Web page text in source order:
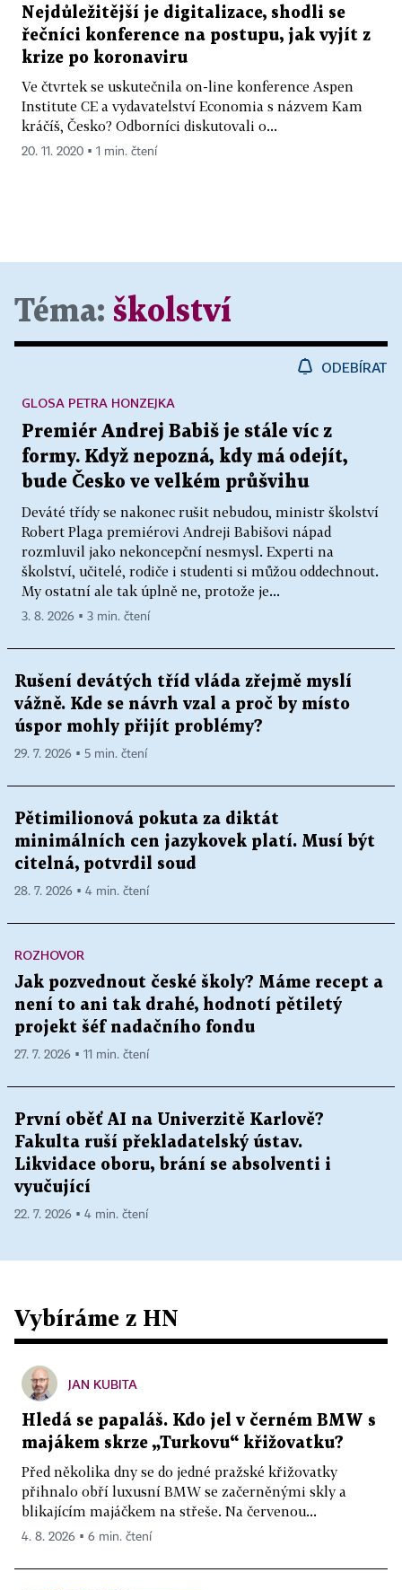
Nejdůležitější je digitalizace, shodli se
řečníci konference na postupu, jak vyjít z
krize po koronaviru
Ve čtvrtek se uskutečnila on-line konference Aspen
Institute CE a vydavatelství Economia s názvem Kam
kráčíš, Česko? Odborníci diskutovali o...
20. 11. 2020 ▪ 1 min. čtení
Téma: školství
ODEBÍRAT
Premiér Andrej Babiš je stále víc z
formy. Když nepozná, kdy má odejít,
bude Česko ve velkém průšvihu
Deváté třídy se nakonec rušit nebudou, ministr školství
Robert Plaga premiérovi Andreji Babišovi nápad
rozmluvil jako nekoncepční nesmysl. Experti na
školství, učitelé, rodiče i studenti si můžou oddechnout.
My ostatní ale tak úplně ne, protože je...
GLOSA PETRA HONZEJKA
3. 8. 2026 ▪ 3 min. čtení
Rušení devátých tříd vláda zřejmě myslí
vážně. Kde se návrh vzal a proč by místo
úspor mohly přijít problémy?
29. 7. 2026 ▪ 5 min. čtení
Pětimilionová pokuta za diktát
minimálních cen jazykovek platí. Musí být
citelná, potvrdil soud
28. 7. 2026 ▪ 4 min. čtení
ROZHOVOR
Jak pozvednout české školy? Máme recept a
není to ani tak drahé, hodnotí pětiletý
projekt šéf nadačního fondu
27. 7. 2026 ▪ 11 min. čtení
První oběť AI na Univerzitě Karlově?
Fakulta ruší překladatelský ústav.
Likvidace oboru, brání se absolventi i
vyučující
22. 7. 2026 ▪ 4 min. čtení
Vybíráme z HN
JAN KUBITA
Hledá se papaláš. Kdo jel v černém BMW s
majákem skrze „Turkovu“ křižovatku?
Před několika dny se do jedné pražské křižovatky
přihnalo obří luxusní BMW se začerněnými skly a
blikajícím majáčkem na střeše. Na červenou...
4. 8. 2026 ▪ 6 min. čtení